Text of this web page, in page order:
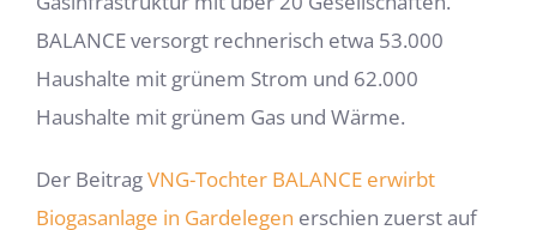
BALANCE versorgt rechnerisch etwa 53.000
Haushalte mit grünem Strom und 62.000
Haushalte mit grünem Gas und Wärme.
Der BeitragVNG-Tochter BALANCE erwirbt
Biogasanlage in Gardelegen erschien zuerst auf